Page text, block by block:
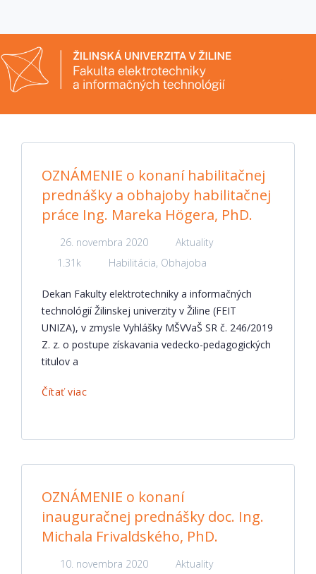
OZNÁMENIE o konaní habilitačnej
prednášky a obhajoby habilitačnej
práce Ing. Mareka Högera, PhD.
26. novembra 2020
Aktuality
1.31k
Habilitácia, Obhajoba
Dekan Fakulty elektrotechniky a informačných
technológií Žilinskej univerzity v Žiline (FEIT
UNIZA), v zmysle Vyhlášky MŠVVaŠ SR č. 246/2019
Z. z. o postupe získavania vedecko-pedagogických
titulov a
Čítať viac
OZNÁMENIE o konaní
inauguračnej prednášky doc. Ing.
Michala Frivaldského, PhD.
10. novembra 2020
Aktuality